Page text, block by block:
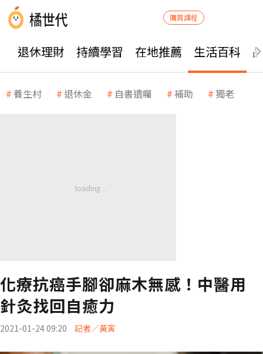
購買課程
退休理財 持續學習 在地推薦 生活百科
養生村 退休金 自書遺囑 補助 獨老
化療抗癌手腳卻麻木無感！中醫用
針灸找回自癒力
2021-01-24 09:20 記者／黃寅